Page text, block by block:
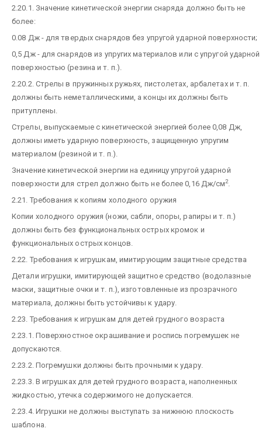
2.20.1. Значение кинетической энергии снаряда должно быть не
более:
0.08 Дж - для твердых снарядов без упругой ударной поверхности;
0,5 Дж - для снарядов из упругих материалов или с упругой ударной
поверхностью (резина и т. п.).
2.20.2. Стрелы в пружинных ружьях, пистолетах, арбалетах и т. п.
должны быть неметаллическими, а концы их должны быть
притуплены.
Стрелы, выпускаемые с кинетической энергией более 0,08 Дж,
должны иметь ударную поверхность, защищенную упругим
материалом (резиной и т. п.).
Значение кинетической энергии на единицу упругой ударной
поверхности для стрел должно быть не более 0,16 Дж/см2.
2.21. Требования к копиям холодного оружия
Копии холодного оружия (ножи, сабли, опоры, рапиры и т. п.)
должны быть без функциональных острых кромок и
функциональных острых концов.
2.22. Требования к игрушкам, имитирующим защитные средства
Детали игрушки, имитирующей защитное средство (водолазные
маски, защитные очки и т. п.), изготовленные из прозрачного
материала, должны быть устойчивы к удару.
2.23. Требования к игрушкам для детей грудного возраста
2.23.1. Поверхностное окрашивание и роспись погремушек не
допускаются.
2.23.2. Погремушки должны быть прочными к удару.
2.23.3. В игрушках для детей грудного возраста, наполненных
жидкостью, утечка содержимого не допускается.
2.23.4. Игрушки не должны выступать за нижнюю плоскость
шаблона.